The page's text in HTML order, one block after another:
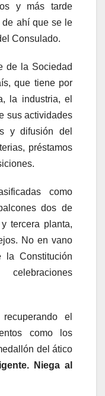
y más tarde
de ahí que se le
Consulado.
de la Sociedad
que tiene por
la industria, el
sus actividades
y difusión del
préstamos
como
dos de
tercera planta,
No en vano
Constitución
el
como los
del ático
Niega al